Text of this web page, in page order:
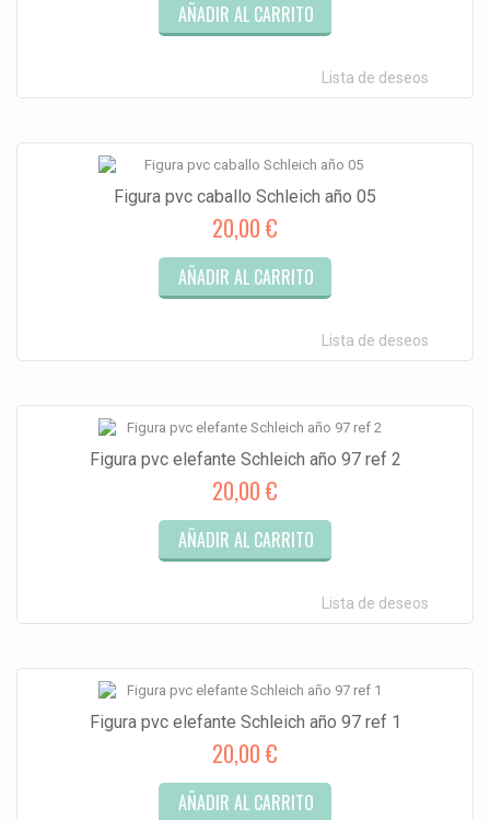
AÑADIR AL CARRITO
Lista de deseos
Figura pvc caballo Schleich año 05
20,00 €
AÑADIR AL CARRITO
Lista de deseos
Figura pvc elefante Schleich año 97 ref 2
20,00 €
AÑADIR AL CARRITO
Lista de deseos
Figura pvc elefante Schleich año 97 ref 1
20,00 €
AÑADIR AL CARRITO